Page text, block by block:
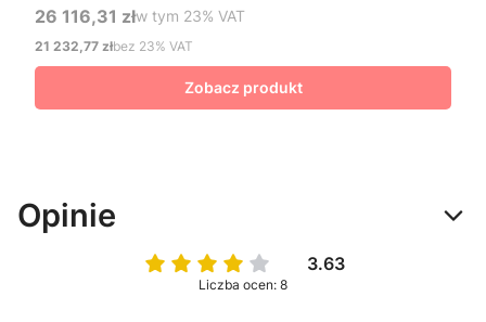
Cena brutto
26 116,31 złw tym %s VAT
w tym 23% VAT
Cena netto
21 232,77 złbez 23% VAT
Zobacz produkt
Opinie
3.63
Liczba ocen: 8